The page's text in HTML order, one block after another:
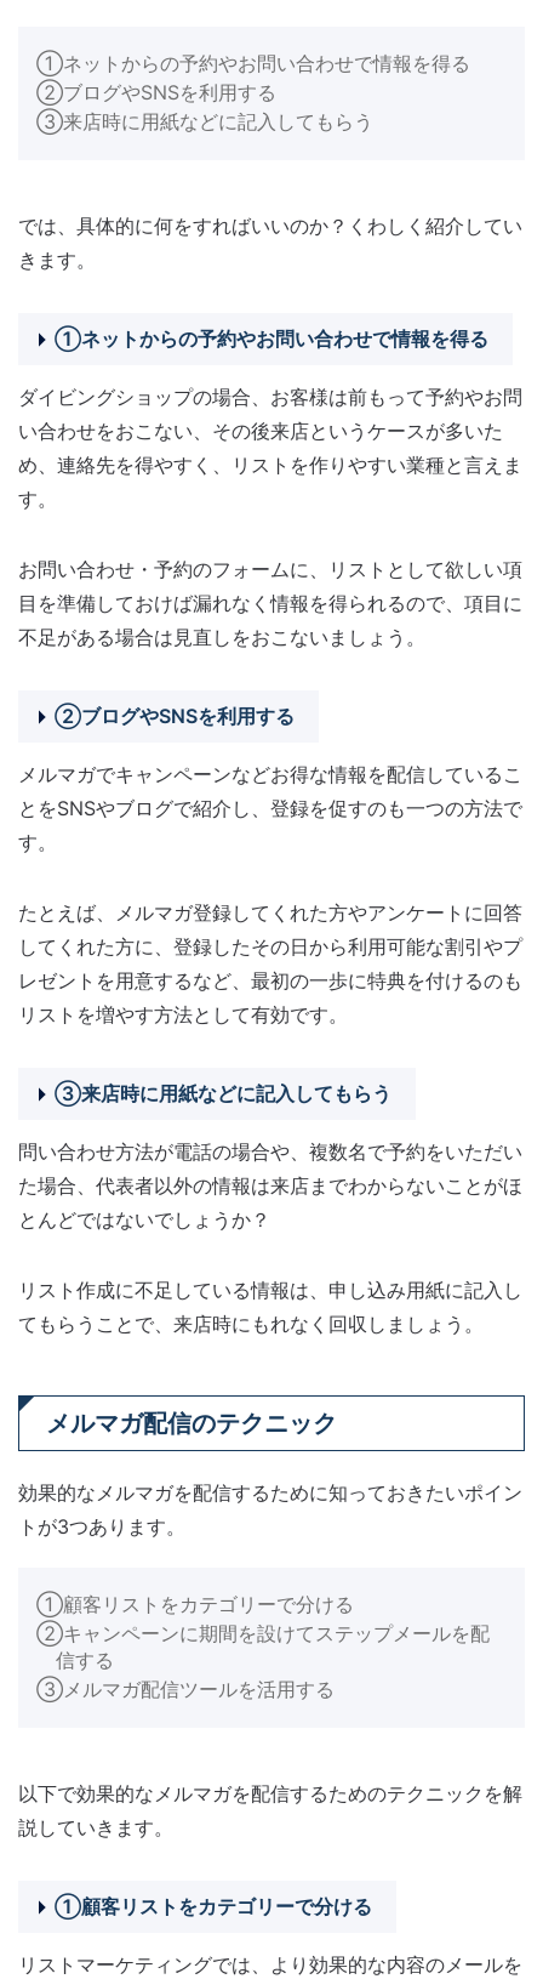
①ネットからの予約やお問い合わせで情報を得る
②ブログやSNSを利用する
③来店時に用紙などに記入してもらう
では、具体的に何をすればいいのか？くわしく紹介してい
きます。
①ネットからの予約やお問い合わせで情報を得る
ダイビングショップの場合、お客様は前もって予約やお問
い合わせをおこない、その後来店というケースが多いた
め、連絡先を得やすく、リストを作りやすい業種と言えま
す。
お問い合わせ・予約のフォームに、リストとして欲しい項
目を準備しておけば漏れなく情報を得られるので、項目に
不足がある場合は見直しをおこないましょう。
②ブログやSNSを利用する
メルマガでキャンペーンなどお得な情報を配信しているこ
とをSNSやブログで紹介し、登録を促すのも一つの方法で
す。
たとえば、メルマガ登録してくれた方やアンケートに回答
してくれた方に、登録したその日から利用可能な割引やプ
レゼントを用意するなど、最初の一歩に特典を付けるのも
リストを増やす方法として有効です。
③来店時に用紙などに記入してもらう
問い合わせ方法が電話の場合や、複数名で予約をいただい
た場合、代表者以外の情報は来店までわからないことがほ
とんどではないでしょうか？
リスト作成に不足している情報は、申し込み用紙に記入し
てもらうことで、来店時にもれなく回収しましょう。
メルマガ配信のテクニック
効果的なメルマガを配信するために知っておきたいポイン
トが3つあります。
①顧客リストをカテゴリーで分ける
②キャンペーンに期間を設けてステップメールを配
信する
③メルマガ配信ツールを活用する
以下で効果的なメルマガを配信するためのテクニックを解
説していきます。
①顧客リストをカテゴリーで分ける
リストマーケティングでは、より効果的な内容のメールを